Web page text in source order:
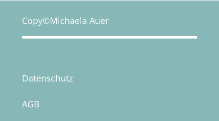
Copy©Michaela Auer
Datenschutz
AGB